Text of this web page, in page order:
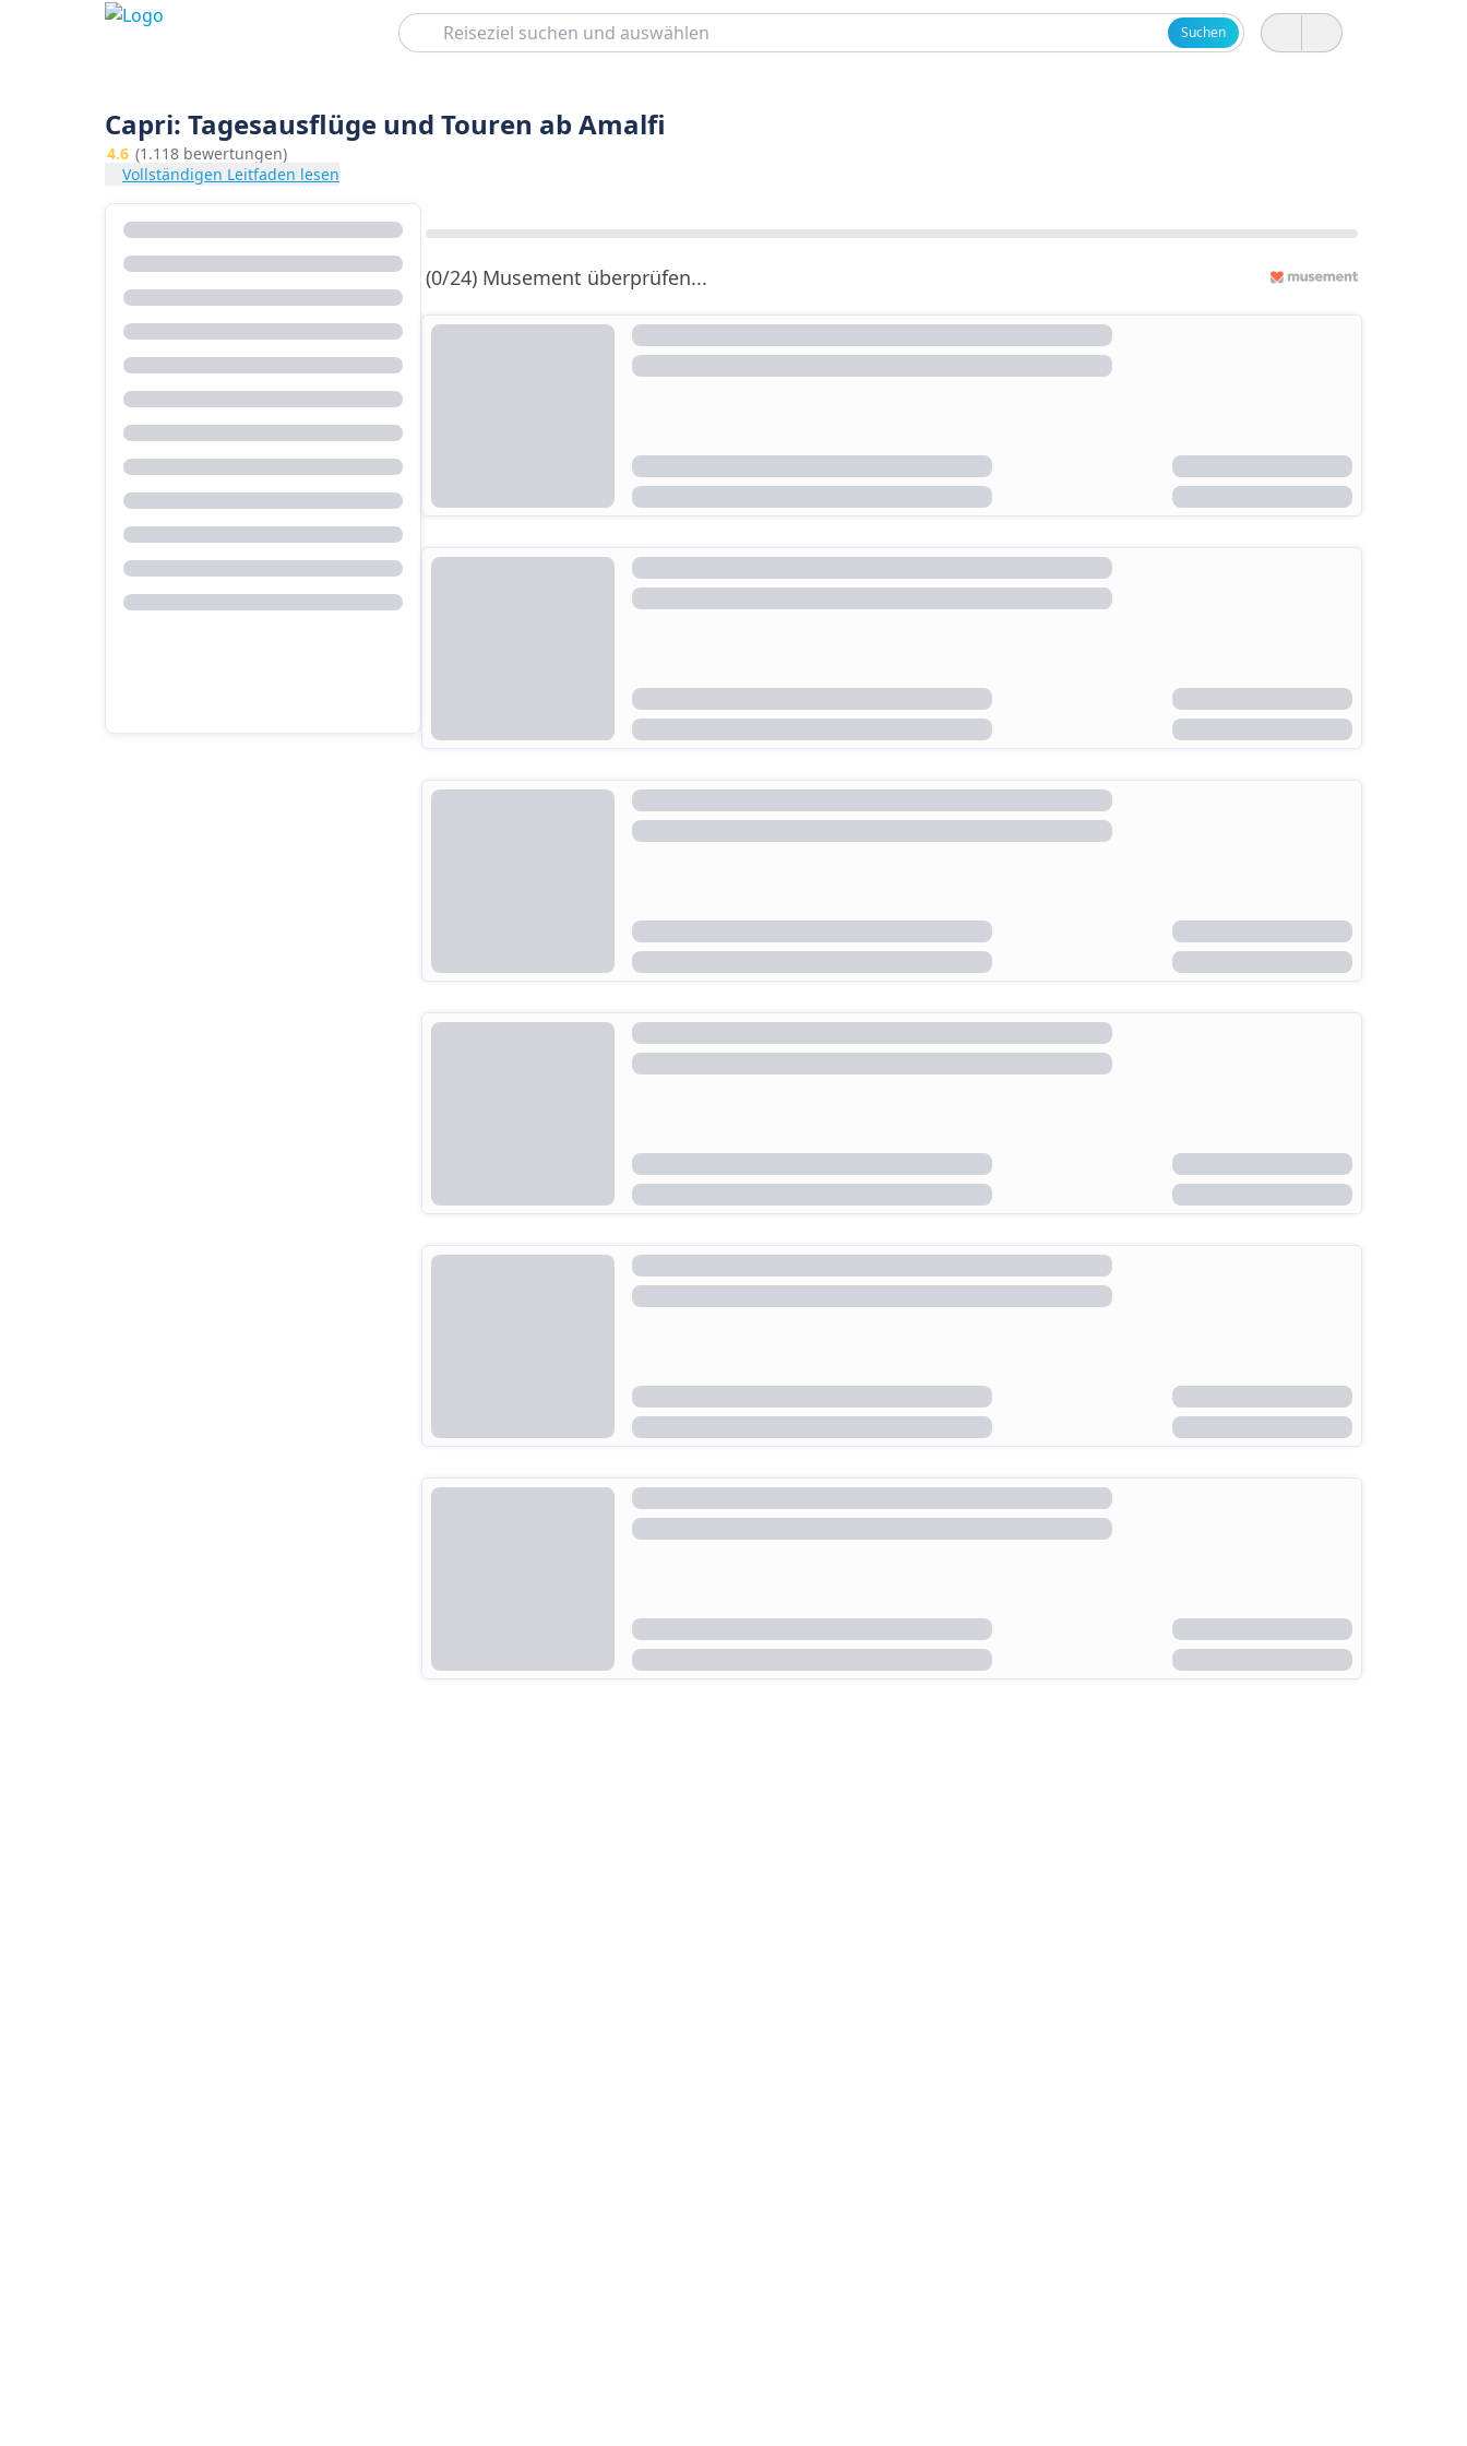
Suchen
Suchen
Capri: Tagesausflüge und Touren ab Amalfi
4.6 (1.118 bewertungen)
Vollständigen Leitfaden lesen
(0/24) Musement überprüfen...